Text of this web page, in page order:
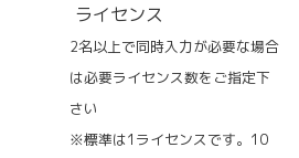
ライセンス
2名以上で同時入力が必要な場合
は必要ライセンス数をご指定下
さい
※標準は1ライセンスです。10